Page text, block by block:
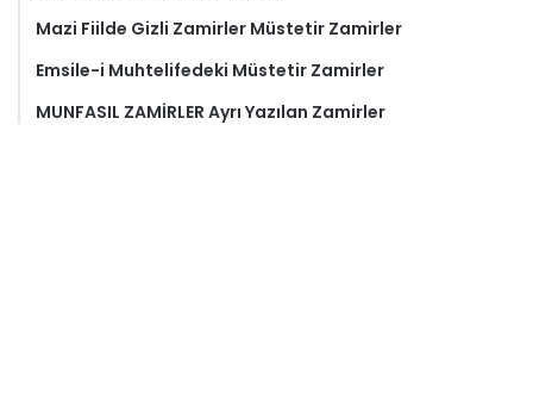
Mazi Fiilde Gizli Zamirler Müstetir Zamirler
Emsile-i Muhtelifedeki Müstetir Zamirler
MUNFASIL ZAMİRLER Ayrı Yazılan Zamirler